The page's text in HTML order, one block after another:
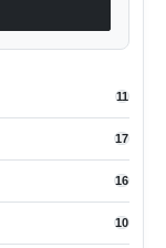
11
17
16
10